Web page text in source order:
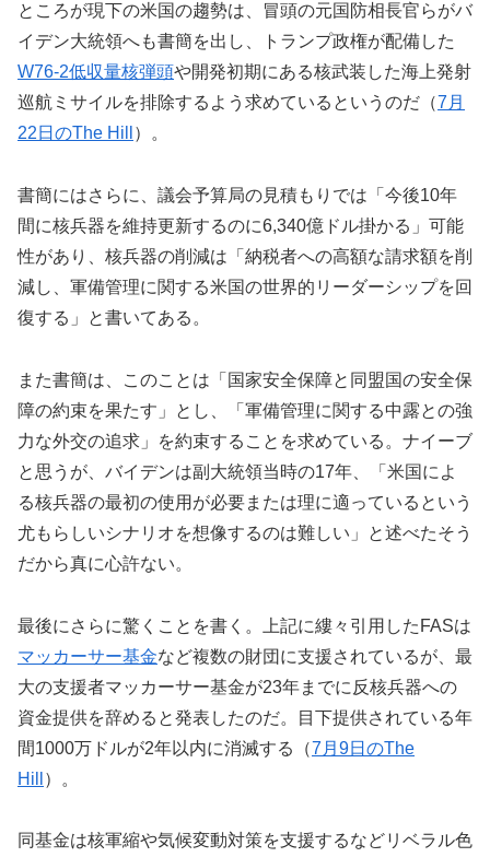
ところが現下の米国の趨勢は、冒頭の元国防相長官らがバ
イデン大統領へも書簡を出し、トランプ政権が配備した
W76-2低収量核弾頭や開発初期にある核武装した海上発射
巡航ミサイルを排除するよう求めているというのだ（7月
22日のThe Hill
）。
書簡にはさらに、議会予算局の見積もりでは「今後10年
間に核兵器を維持更新するのに6,340億ドル掛かる」可能
性があり、核兵器の削減は「納税者への高額な請求額を削
減し、軍備管理に関する米国の世界的リーダーシップを回
復する」と書いてある。
また書簡は、このことは「国家安全保障と同盟国の安全保
障の約束を果たす」とし、「軍備管理に関する中露との強
力な外交の追求」を約束することを求めている。ナイーブ
と思うが、バイデンは副大統領当時の17年、「米国によ
る核兵器の最初の使用が必要または理に適っているという
尤もらしいシナリオを想像するのは難しい」と述べたそう
だから真に心許ない。
最後にさらに驚くことを書く。上記に縷々引用したFASは
マッカーサー基金など複数の財団に支援されているが、最
大の支援者マッカーサー基金が23年までに反核兵器への
資金提供を辞めると発表したのだ。目下提供されている年
間1000万ドルが2年以内に消滅する（7月9日のThe
Hill
）。
同基金は核軍縮や気候変動対策を支援するなどリベラル色